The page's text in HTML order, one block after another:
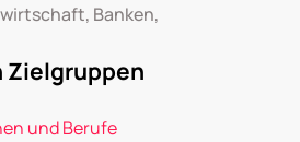
Banken,
Zielgruppen
und Berufe